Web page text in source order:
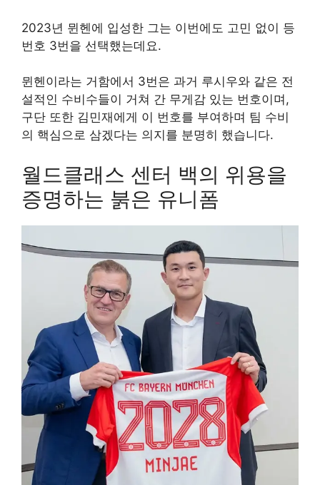
2023년 뮌헨에 입성한 그는 이번에도 고민 없이 등
번호 3번을 선택했는데요.
뮌헨이라는 거함에서 3번은 과거 루시우와 같은 전
설적인 수비수들이 거쳐 간 무게감 있는 번호이며,
구단 또한 김민재에게 이 번호를 부여하며 팀 수비
의 핵심으로 삼겠다는 의지를 분명히 했습니다.
월드클래스 센터 백의 위용을
증명하는 붉은 유니폼